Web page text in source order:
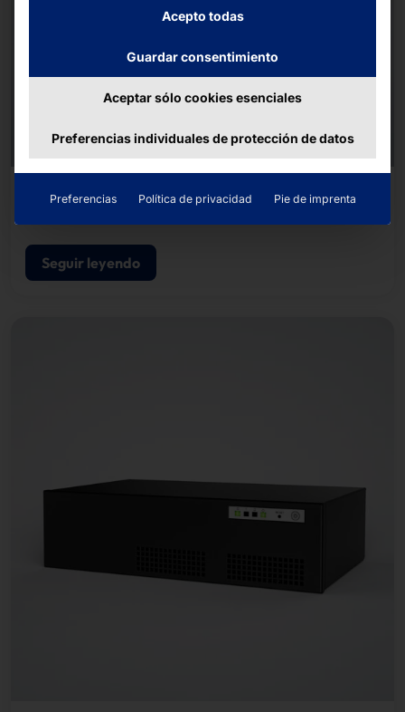
Seguir leyendo
Acepto todas
Guardar consentimiento
Aceptar sólo cookies esenciales
Preferencias individuales de protección de datos
Preferencias Política de privacidad Pie de imprenta